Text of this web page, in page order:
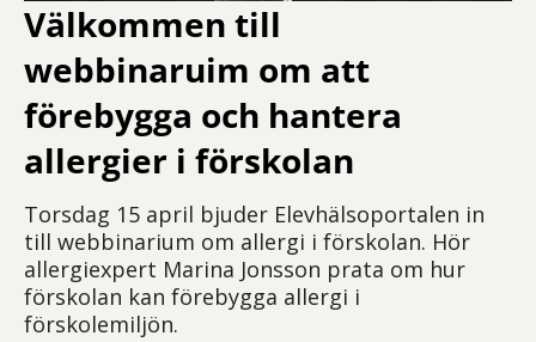
Välkommen till
webbinaruim om att
förebygga och hantera
allergier i förskolan
Torsdag 15 april bjuder Elevhälsoportalen in
till webbinarium om allergi i förskolan. Hör
allergiexpert Marina Jonsson prata om hur
förskolan kan förebygga allergi i
förskolemiljön.